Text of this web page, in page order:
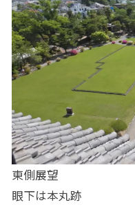
東側展望
眼下は本丸跡